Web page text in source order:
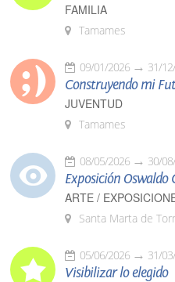
FAMILIA
Tamames
09/01/2026 31/
Construyendo mi
JUVENTUD
Tamames
08/05/2026 30/
Exposición Oswaldo
ARTE /
Santa Marta de
05/06/2026 31/
Visibilizar lo elegido